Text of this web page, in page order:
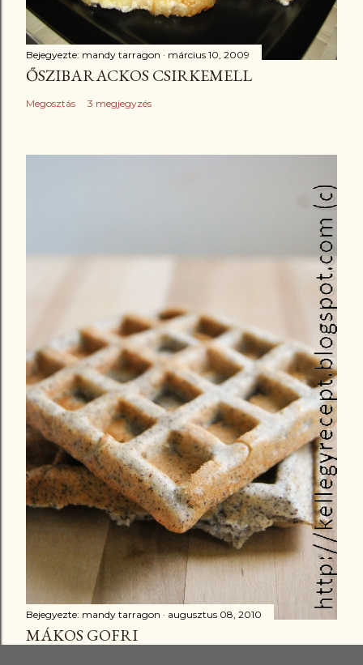
Bejegyezte: mandy tarragon március 10, 2009
ŐSZIBARACKOS CSIRKEMELL
Megosztás 3 megjegyzés
Bejegyezte: mandy tarragon augusztus 08, 2010
MÁKOS GOFRI